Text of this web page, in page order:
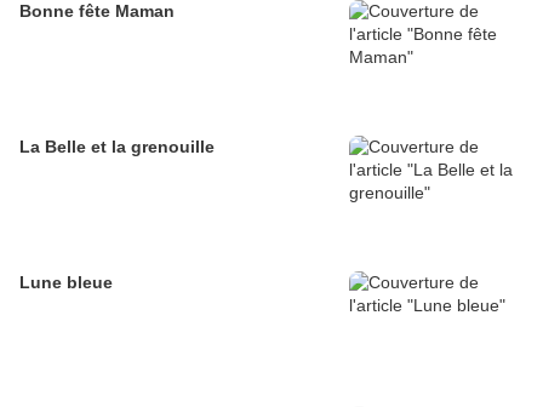
Bonne fête Maman
La Belle et la grenouille
Lune bleue